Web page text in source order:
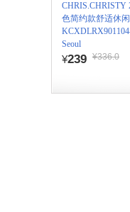
CHRIS.CHRISTY
色简约款舒适休
Seoul
¥239 ¥336.0